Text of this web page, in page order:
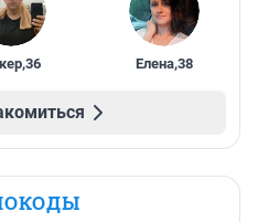
,36 Елена,38